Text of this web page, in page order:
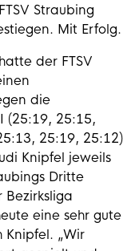
Straubing
Mit Erfolg.
der FTSV
die
(25:19, 25:15,
25:19, 25:12)
Knipfel jeweils
Dritte
eine sehr gute
Knipfel. „Wir